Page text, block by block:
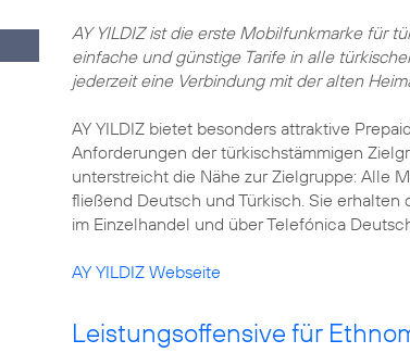
AY YILDIZ ist die erste Mobilfunkmarke für
einfache und günstige Tarife in alle
jederzeit eine Verbindung mit der alten
AY YILDIZ bietet besonders attraktive
Anforderungen der türkischstämmigen
unterstreicht die Nähe zur Zielgruppe: Alle
fließend Deutsch und Türkisch. Sie erhalten
im Einzelhandel und über Telefónica
AY YILDIZ Webseite
Leistungsoffensive für